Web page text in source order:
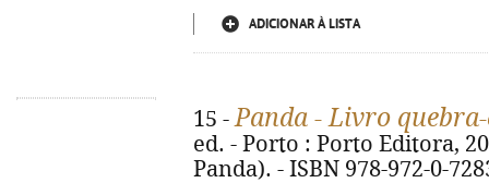
ADICIONAR À LISTA
15 -Panda - Livro
ed. - Porto : Porto Editora,
Panda). - ISBN 978-972-0-